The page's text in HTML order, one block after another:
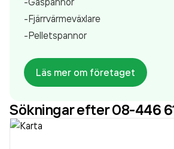
-Fjärrvärmeväxlare
-Pelletspannor
Läs mer om företaget
Sökningar efter 08-446